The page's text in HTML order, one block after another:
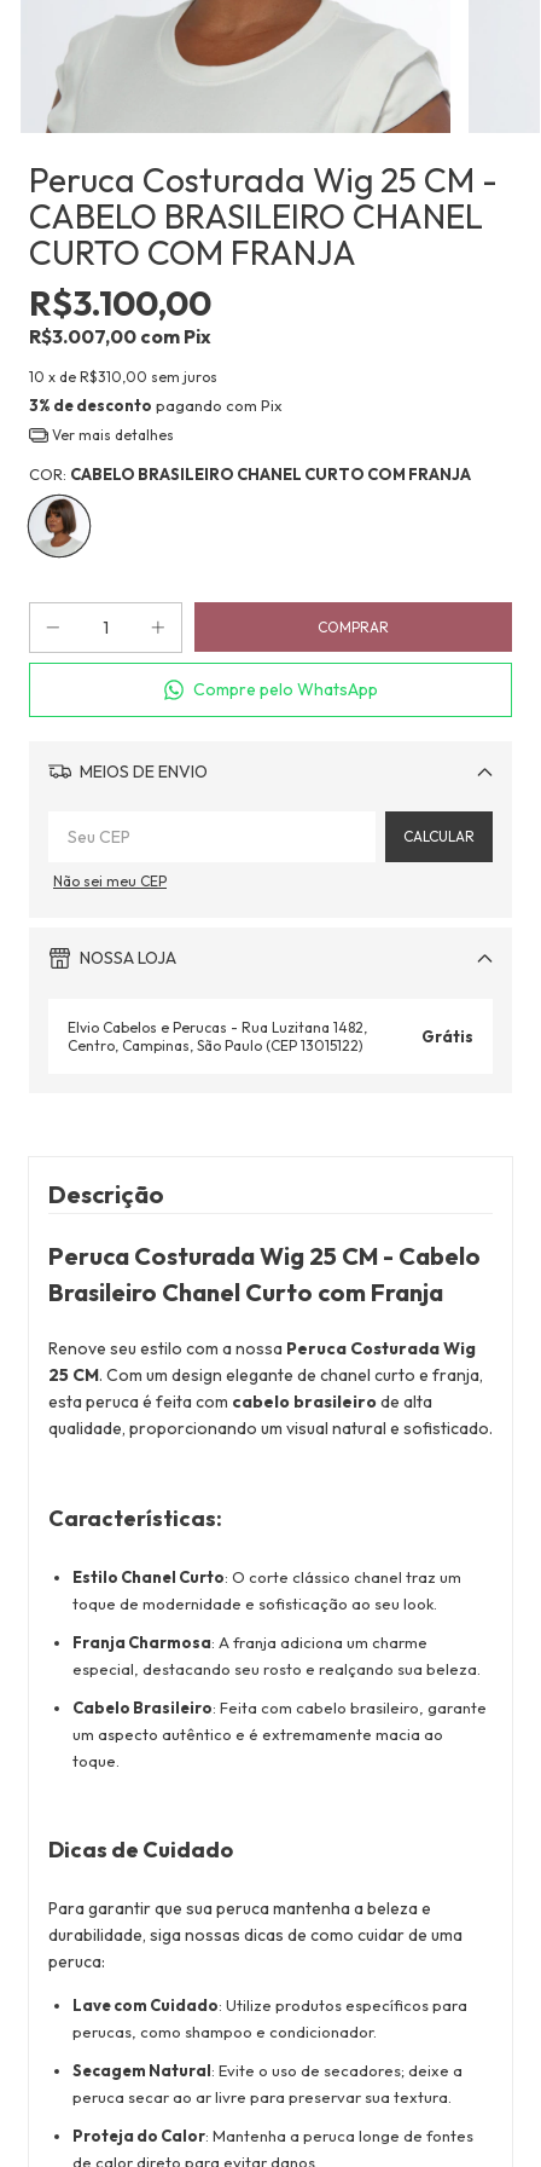
Peruca Costurada Wig 25 CM -
CABELO BRASILEIRO CHANEL
CURTO COM FRANJA
R$3.100,00
R$3.007,00 com Pix
10 x de R$310,00 sem juros
3% de desconto pagando com Pix
Ver mais detalhes
COR: CABELO BRASILEIRO CHANEL CURTO COM FRANJA
Compre pelo WhatsApp
MEIOS DE ENVIO
Alterar CEP
CALCULAR
Não sei meu CEP
NOSSA LOJA
Elvio Cabelos e Perucas - Rua Luzitana 1482,
Centro, Campinas, São Paulo (CEP 13015122)
Grátis
Descrição
Peruca Costurada Wig 25 CM - Cabelo
Brasileiro Chanel Curto com Franja
Renove seu estilo com a nossa Peruca Costurada Wig
25 CM. Com um design elegante de chanel curto e franja,
esta peruca é feita com cabelo brasileirode alta
qualidade, proporcionando um visual natural e sofisticado.
Características:
Estilo Chanel Curto: O corte clássico chanel traz um
toque de modernidade e sofisticação ao seu look.
Franja Charmosa: A franja adiciona um charme
especial, destacando seu rosto e realçando sua beleza.
Cabelo Brasileiro: Feita com cabelo brasileiro, garante
um aspecto autêntico e é extremamente macia ao
toque.
Dicas de Cuidado
Para garantir que sua peruca mantenha a beleza e
durabilidade, siga nossas dicas de como cuidar de uma
peruca:
Lave com Cuidado: Utilize produtos específicos para
perucas, como shampoo e condicionador.
Secagem Natural: Evite o uso de secadores; deixe a
peruca secar ao ar livre para preservar sua textura.
Proteja do Calor: Mantenha a peruca longe de fontes
de calor direto para evitar danos.